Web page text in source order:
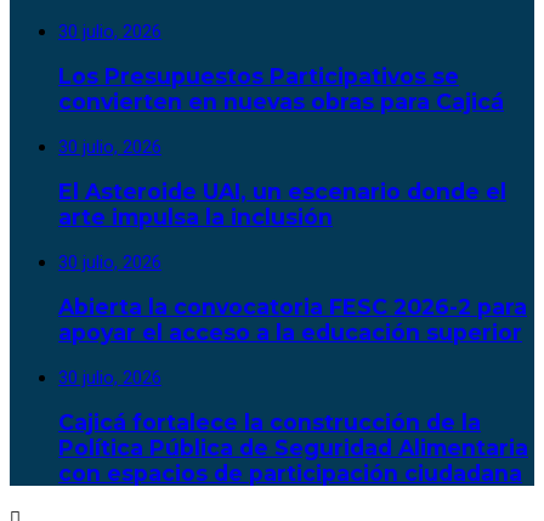
30 julio, 2026
Los Presupuestos Participativos se
convierten en nuevas obras para Cajicá
30 julio, 2026
El Asteroide UAI, un escenario donde el
arte impulsa la inclusión
30 julio, 2026
Abierta la convocatoria FESC 2026-2 para
apoyar el acceso a la educación superior
30 julio, 2026
Cajicá fortalece la construcción de la
Política Pública de Seguridad Alimentaria
con espacios de participación ciudadana